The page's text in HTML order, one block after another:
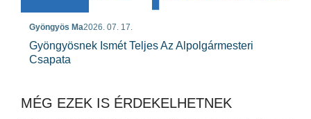
Gyöngyös Ma2026. 07. 17.
Gyöngyösnek Ismét Teljes Az Alpolgármesteri
Csapata
MÉG EZEK IS ÉRDEKELHETNEK